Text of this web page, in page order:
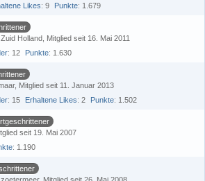
Likes 9 Punkte 1.679
Holland Mitglied seit 16. Mai 2011
12 Punkte 1.630
Mitglied seit 11. Januar 2013
15 Erhaltene Likes 2 Punkte 1.502
seit 19. Mai 2007
1.190